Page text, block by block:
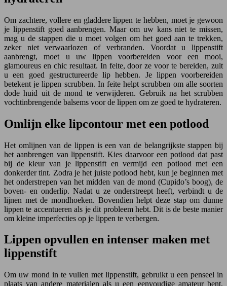
Om zachtere, vollere en gladdere lippen te hebben, moet je gewoon
je lippenstift goed aanbrengen. Maar om uw kans niet te missen,
mag u de stappen die u moet volgen om het goed aan te trekken,
zeker niet verwaarlozen of verbranden. Voordat u lippenstift
aanbrengt, moet u uw lippen voorbereiden voor een mooi,
glamoureus en chic resultaat. In feite, door ze voor te bereiden, zult
u een goed gestructureerde lip hebben. Je lippen voorbereiden
betekent je lippen scrubben. In feite helpt scrubben om alle soorten
dode huid uit de mond te verwijderen. Gebruik na het scrubben
vochtinbrengende balsems voor de lippen om ze goed te hydrateren.
Omlijn elke lipcontour met een potlood
Het omlijnen van de lippen is een van de belangrijkste stappen bij
het aanbrengen van lippenstift. Kies daarvoor een potlood dat past
bij de kleur van je lippenstift en vermijd een potlood met een
donkerder tint. Zodra je het juiste potlood hebt, kun je beginnen met
het onderstrepen van het midden van de mond (Cupido’s boog), de
boven- en onderlip. Nadat u ze onderstreept heeft, verbindt u de
lijnen met de mondhoeken. Bovendien helpt deze stap om dunne
lippen te accentueren als je dit probleem hebt. Dit is de beste manier
om kleine imperfecties op je lippen te verbergen.
Lippen opvullen en intenser maken met
lippenstift
Om uw mond in te vullen met lippenstift, gebruikt u een penseel in
plaats van andere materialen als u een eenvoudige amateur bent,